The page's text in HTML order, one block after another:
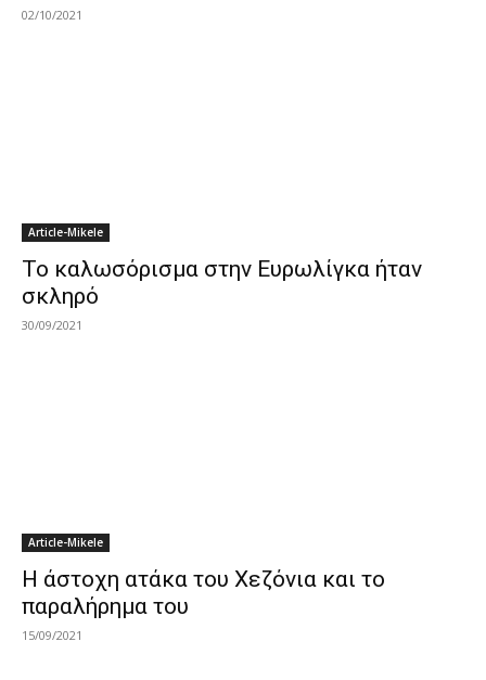
02/10/2021
Article-Mikele
Το καλωσόρισμα στην Ευρωλίγκα ήταν
σκληρό
30/09/2021
Article-Mikele
Η άστοχη ατάκα του Χεζόνια και το
παραλήρημα του
15/09/2021